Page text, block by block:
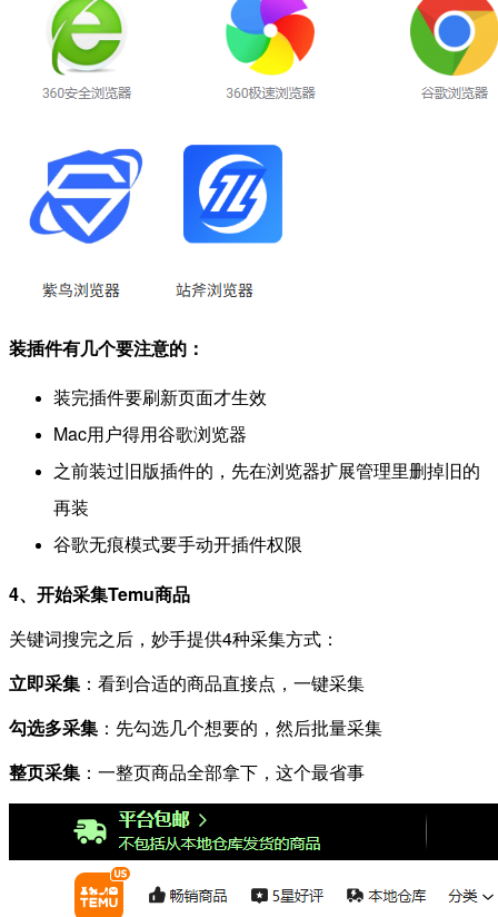
装插件有几个要注意的：
装完插件要刷新页面才生效
Mac用户得用谷歌浏览器
之前装过旧版插件的，先在浏览器扩展管理里删掉旧的
再装
谷歌无痕模式要手动开插件权限
4、开始采集Temu商品
关键词搜完之后，妙手提供4种采集方式：
立即采集 ：看到合适的商品直接点，一键采集
勾选多采集 ：先勾选几个想要的，然后批量采集
整页采集 ：一整页商品全部拿下，这个最省事